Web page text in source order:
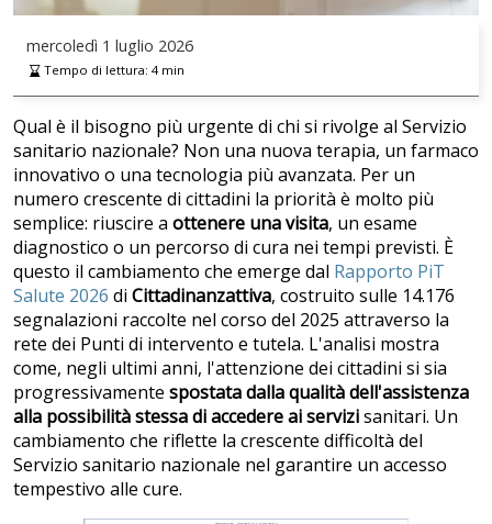
mercoledì 1 luglio 2026
Tempo di lettura: 4min
Qual è il bisogno più urgente di chi si rivolge al Servizio
sanitario nazionale? Non una nuova terapia, un farmaco
innovativo o una tecnologia più avanzata. Per un
numero crescente di cittadini la priorità è molto più
semplice: riuscire a ottenere una visita, un esame
diagnostico o un percorso di cura nei tempi previsti. È
questo il cambiamento che emerge dal Rapporto PiT
Salute 2026 di Cittadinanzattiva, costruito sulle 14.176
segnalazioni raccolte nel corso del 2025 attraverso la
rete dei Punti di intervento e tutela. L'analisi mostra
come, negli ultimi anni, l'attenzione dei cittadini si sia
progressivamente spostata dalla qualità dell'assistenza
alla possibilità stessa di accedere ai servizisanitari. Un
cambiamento che riflette la crescente difficoltà del
Servizio sanitario nazionale nel garantire un accesso
tempestivo alle cure.